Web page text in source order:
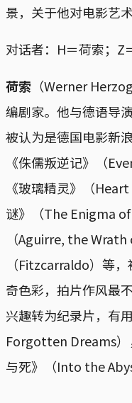
景，关于他对电影艺
对话者：H＝荷索；Z
荷索 （Werner
编剧家。他与德语导
被认为是德国电影新
《侏儒叛逆记》（
《玻璃精灵》（
谜》（The Enigma
（Aguirre, the Wrath
（Fitzcarraldo）等
奇色彩，拍片作风最
兴趣转为纪录片，有
Forgotten Dreams）
与死》（Into the